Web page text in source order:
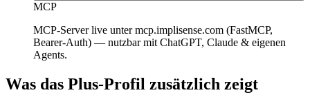
MCP
MCP-Server live unter mcp.implisense.com (FastMCP,
Bearer-Auth) — nutzbar mit ChatGPT, Claude & eigenen
Agents.
Was das Plus-Profil zusätzlich zeigt